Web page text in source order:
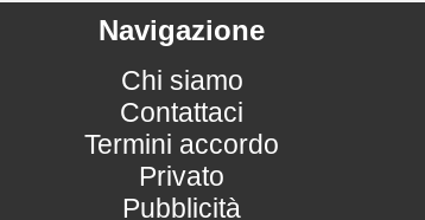
Navigazione
Chi siamo
Contattaci
Termini accordo
Privato
Pubblicità